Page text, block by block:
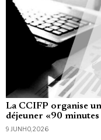
La CCIFP organise
déjeuner «90
9 JUNHO, 2026